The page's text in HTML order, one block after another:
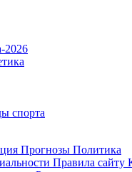
2026
спорта
Прогнозы Политика
Правила сайту